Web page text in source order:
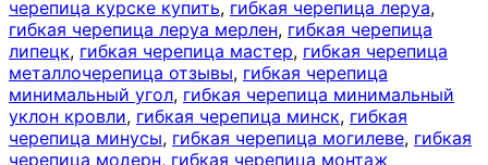
черепица курске купить, гибкая черепица леруа,
гибкая черепица леруа мерлен, гибкая черепица
липецк, гибкая черепица мастер, гибкая черепица
металлочерепица отзывы, гибкая черепица
минимальный угол, гибкая черепица минимальный
уклон кровли, гибкая черепица минск, гибкая
черепица минусы, гибкая черепица могилеве, гибкая
черепица модерн, гибкая черепица монтаж